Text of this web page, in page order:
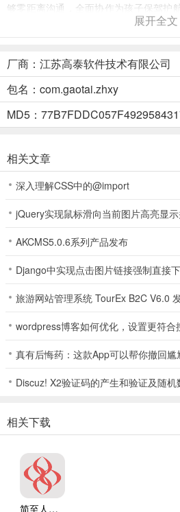
够零距离沟通，全面协作为孩子保驾护
吧。
启用多样化教学教务应用，陪伴校园生
加强学生教学内容。
便捷的即时聊天，语音、图片、文字互动
3、【人人空间，共享校园生活】
软件功能
垂直于教育K12行业，量身定制的在线
成低碳办公环境。
2、智慧教学
展开全
厂商：江苏高泰软件技术有限公司
包名：com.gaotai.zhxy
MD5：
相关文章
深入理解CSS中的@import
jQuery实现鼠标滑向当前图片高亮显
AKCMS5.0.6系列产品发布
Django中实现点击图片链接强制直接
旅游网站管理系统 TourEx B2C V6.0
wordpress博客如何优化，设置更符合
真有后悔药：这款App可以帮你撤回尴
Discuz! X2验证码的产生和验证及随机
相关下载
简至人人通app官方版